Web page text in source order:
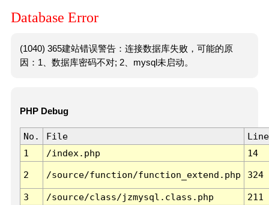
Database Error
(1040) 365建站错误警告：连接数据库失败，可能的原
因：1、数据库密码不对; 2、mysql未启动。
PHP Debug
No. File
Line
1
/index.php 14
2 /source/function/function_extend.php 324
3 /source/class/jzmysql.class.php
211